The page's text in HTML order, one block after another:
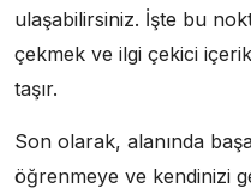
ulaşabilirsiniz. İşte bu
çekmek ve ilgi çekici
taşır.
Son olarak, alanında
öğrenmeye ve kendinizi